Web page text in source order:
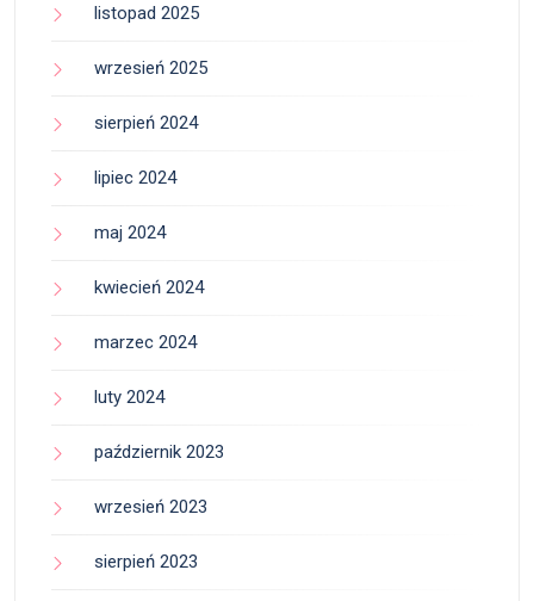
listopad 2025
wrzesień 2025
sierpień 2024
lipiec 2024
maj 2024
kwiecień 2024
marzec 2024
luty 2024
październik 2023
wrzesień 2023
sierpień 2023